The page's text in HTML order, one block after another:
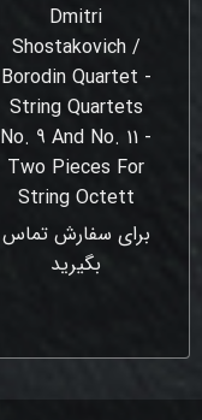
Dmitri
Shostakovich /
Borodin Quartet -
String Quartets
No. 9 And No. 11 -
Two Pieces For
String Octett
برای سفارش تماس
بگیرید